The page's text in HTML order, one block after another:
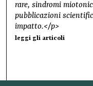
rare, sindromi
pubblicazioni
impatto.</p>
leggi gli articoli